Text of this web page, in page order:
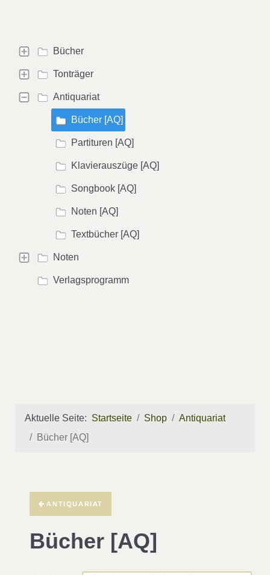
Bücher
Tonträger
Antiquariat
Bücher [AQ]
Partituren [AQ]
Klavierauszüge [AQ]
Songbook [AQ]
Noten [AQ]
Textbücher [AQ]
Noten
Verlagsprogramm
Aktuelle Seite: Startseite Shop
Antiquariat
Bücher [AQ]
ANTIQUARIAT
Bücher [AQ]